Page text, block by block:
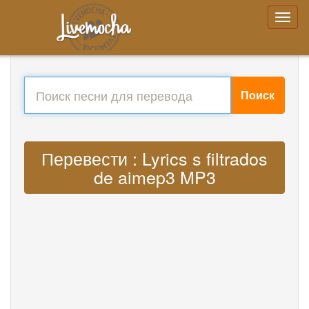
Поиск
Перевести : Lyrics s filtrados
de aimep3 MP3